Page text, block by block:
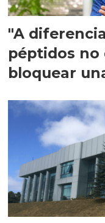
"A
péptidos no
bloquear